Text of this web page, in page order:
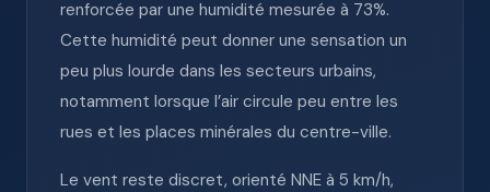
renforcée par une humidité mesurée à 73%.
Cette humidité peut donner une sensation un
peu plus lourde dans les secteurs urbains,
notamment lorsque l’air circule peu entre les
rues et les places minérales du centre-ville.
Le vent reste discret, orienté NNE à 5 km/h,